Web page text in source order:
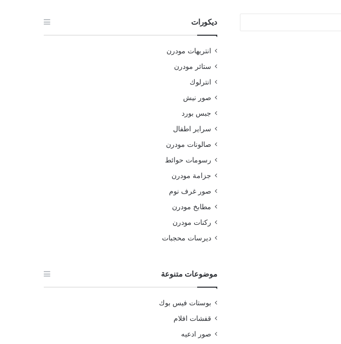
ديكورات
انتريهات مودرن
ستائر مودرن
انترلوك
صور نيش
جبس بورد
سراير اطفال
صالونات مودرن
رسومات حوائط
جزامة مودرن
صور غرف نوم
مطابخ مودرن
ركنات مودرن
ديرسات محجبات
موضوعات متنوعة
بوستات فيس بوك
قفشات افلام
صور ادعيه